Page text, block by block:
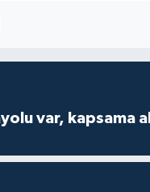
var, kapsama